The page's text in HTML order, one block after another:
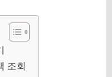
조회